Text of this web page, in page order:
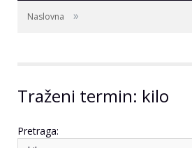
Naslovna »
Traženi termin: kilo
Pretraga: